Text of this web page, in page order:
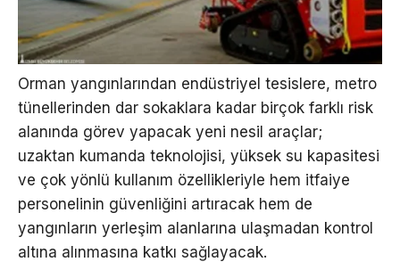
Orman yangınlarından endüstriyel tesislere, metro
tünellerinden dar sokaklara kadar birçok farklı risk
alanında görev yapacak yeni nesil araçlar;
uzaktan kumanda teknolojisi, yüksek su kapasitesi
ve çok yönlü kullanım özellikleriyle hem itfaiye
personelinin güvenliğini artıracak hem de
yangınların yerleşim alanlarına ulaşmadan kontrol
altına alınmasına katkı sağlayacak.